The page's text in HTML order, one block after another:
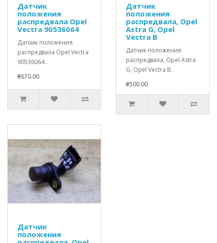
Датчик
положения
распредвала Opel
Vectra 90536064
Датчик положения
распредвала Opel Vectra
90536064..
₴670.00
Датчик
положения
распредвала, Opel
Astra G, Opel
Vectra B
Датчик положения
распредвала, Opel Astra
G, Opel Vectra B..
₴500.00
Датчик
положения